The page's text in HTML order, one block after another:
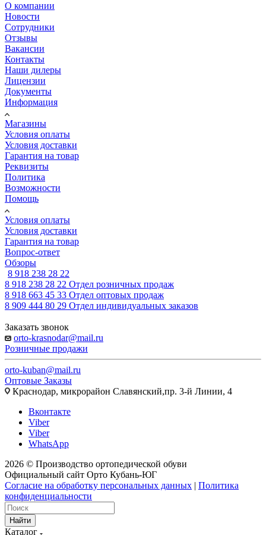
О компании
Новости
Сотрудники
Отзывы
Вакансии
Контакты
Наши дилеры
Лицензии
Документы
Информация
Магазины
Условия оплаты
Условия доставки
Гарантия на товар
Реквизиты
Политика
Возможности
Помощь
Условия оплаты
Условия доставки
Гарантия на товар
Вопрос-ответ
Обзоры
8 918 238 28 22
8 918 238 28 22 Отдел розничных продаж
8 918 663 45 33 Отдел оптовых продаж
8 909 444 80 29 Отдел индивидуальных заказов
Заказать звонок
orto-krasnodar@mail.ru
Розничные продажи
orto-kuban@mail.ru
Оптовые Заказы
Краснодар, микрорайон Славянский,пр. 3-й Линии, 4
Вконтакте
Viber
Viber
WhatsApp
2026 © Производство ортопедической обуви
Официальный сайт Орто Кубань-ЮГ
Согласие на обработку персональных данных | Политика
конфиденциальности
Найти
Каталог